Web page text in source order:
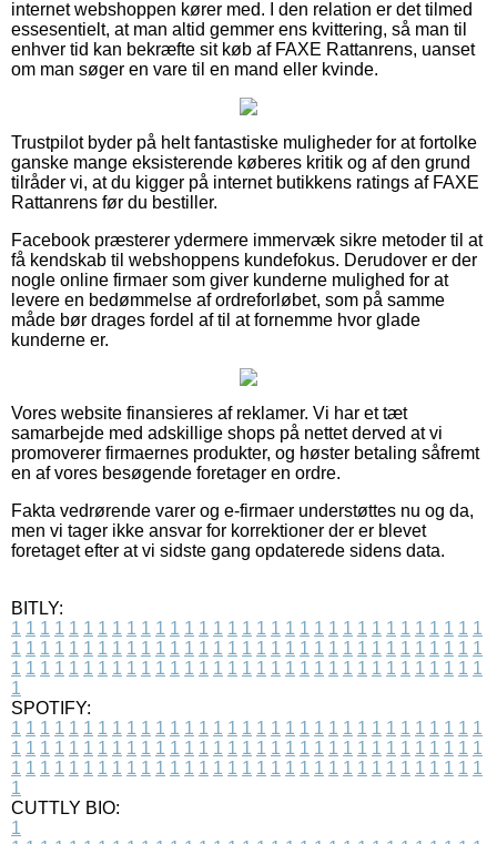
internet webshoppen kører med. I den relation er det tilmed
essesentielt, at man altid gemmer ens kvittering, så man til
enhver tid kan bekræfte sit køb af FAXE Rattanrens, uanset
om man søger en vare til en mand eller kvinde.
Trustpilot byder på helt fantastiske muligheder for at fortolke
ganske mange eksisterende køberes kritik og af den grund
tilråder vi, at du kigger på internet butikkens ratings af FAXE
Rattanrens før du bestiller.
Facebook præsterer ydermere immervæk sikre metoder til at
få kendskab til webshoppens kundefokus. Derudover er der
nogle online firmaer som giver kunderne mulighed for at
levere en bedømmelse af ordreforløbet, som på samme
måde bør drages fordel af til at fornemme hvor glade
kunderne er.
Vores website finansieres af reklamer. Vi har et tæt
samarbejde med adskillige shops på nettet derved at vi
promoverer firmaernes produkter, og høster betaling såfremt
en af vores besøgende foretager en ordre.
Fakta vedrørende varer og e-firmaer understøttes nu og da,
men vi tager ikke ansvar for korrektioner der er blevet
foretaget efter at vi sidste gang opdaterede sidens data.
BITLY:
1 1 1 1 1 1 1 1 1 1 1 1 1 1 1 1 1 1 1 1 1 1 1 1 1 1 1 1 1 1 1 1 1
1 1 1 1 1 1 1 1 1 1 1 1 1 1 1 1 1 1 1 1 1 1 1 1 1 1 1 1 1 1 1 1 1
1 1 1 1 1 1 1 1 1 1 1 1 1 1 1 1 1 1 1 1 1 1 1 1 1 1 1 1 1 1 1 1 1
1
SPOTIFY:
1 1 1 1 1 1 1 1 1 1 1 1 1 1 1 1 1 1 1 1 1 1 1 1 1 1 1 1 1 1 1 1 1
1 1 1 1 1 1 1 1 1 1 1 1 1 1 1 1 1 1 1 1 1 1 1 1 1 1 1 1 1 1 1 1 1
1 1 1 1 1 1 1 1 1 1 1 1 1 1 1 1 1 1 1 1 1 1 1 1 1 1 1 1 1 1 1 1 1
1
CUTTLY BIO:
1